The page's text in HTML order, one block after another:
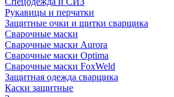
Рукавицы и перчатки
Защитные очки и щитки сварщика
Сварочные маски
Сварочные маски Aurora
Сварочные маски Optima
Сварочные маски FoxWeld
Защитная одежда сварщика
Каски защитные